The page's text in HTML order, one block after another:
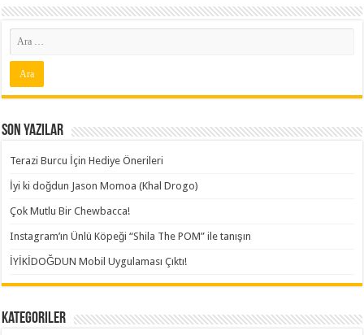
Son Yazılar
Terazi Burcu İçin Hediye Önerileri
İyi ki doğdun Jason Momoa (Khal Drogo)
Çok Mutlu Bir Chewbacca!
Instagram’ın Ünlü Köpeği “Shila The POM” ile tanışın
İYİKİDOĞDUN Mobil Uygulaması Çıktı!
Kategoriler